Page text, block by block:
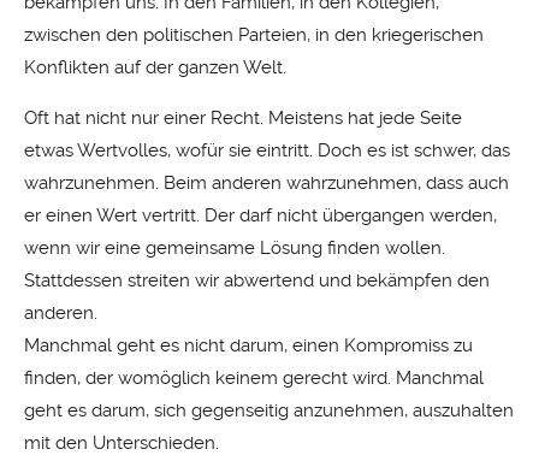
zwischen den politischen Parteien, in den kriegerischen
Konflikten auf der ganzen Welt.
Oft hat nicht nur einer Recht. Meistens hat jede Seite
etwas Wertvolles, wofür sie eintritt. Doch es ist schwer, das
wahrzunehmen. Beim anderen wahrzunehmen, dass auch
er einen Wert vertritt. Der darf nicht übergangen werden,
wenn wir eine gemeinsame Lösung finden wollen.
Stattdessen streiten wir abwertend und bekämpfen den
anderen.
Manchmal geht es nicht darum, einen Kompromiss zu
finden, der womöglich keinem gerecht wird. Manchmal
geht es darum, sich gegenseitig anzunehmen, auszuhalten
mit den Unterschieden.